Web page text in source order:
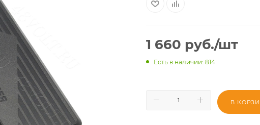
1 660 руб./шт
Есть в наличии: 814
В